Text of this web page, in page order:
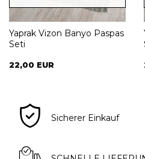
Yaprak Vizon Banyo Paspas
Seti
22,00 EUR
Sicherer Einkauf